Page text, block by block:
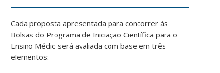
Cada proposta apresentada para concorrer às
Bolsas do Programa de Iniciação Científica para o
Ensino Médio será avaliada com base em três
elementos: